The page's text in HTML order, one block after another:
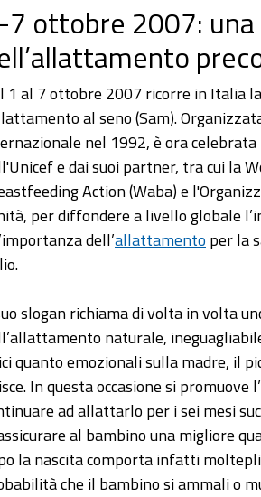
ottobre 2007: una
1 al 7 ottobre 2007 ricorre in Italia
al seno (Sam).
nel 1992, è ora
e dai suoi partner, tra cui la
Action (Waba) e
per diffondere a livello globale
dell’allattamento per la
slogan richiama di volta in volta
naturale,
quanto emozionali sulla madre, il
In questa occasione si
ad allattarlo per i sei mesi
al bambino una migliore
la nascita comporta infatti
che il bambino si ammali o